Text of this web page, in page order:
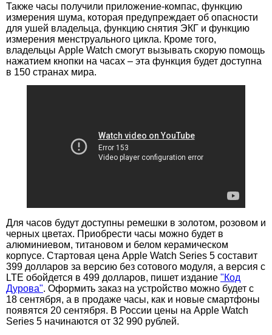
Также часы получили приложение-компас, функцию
измерения шума, которая предупреждает об опасности
для ушей владельца, функцию снятия ЭКГ и функцию
измерения менструального цикла. Кроме того,
владельцы Apple Watch смогут вызывать скорую помощь
нажатием кнопки на часах – эта функция будет доступна
в 150 странах мира.
Для часов будут доступны ремешки в золотом, розовом и
черных цветах. Приобрести часы можно будет в
алюминиевом, титановом и белом керамическом
корпусе. Стартовая цена Apple Watch Series 5 составит
399 долларов за версию без сотового модуля, а версия с
LTE обойдется в 499 долларов, пишет издание "Код
Дурова". Оформить заказ на устройство можно будет с
18 сентября, а в продаже часы, как и новые смартфоны
появятся 20 сентября. В России цены на Apple Watch
Series 5 начинаются от 32 990 рублей.